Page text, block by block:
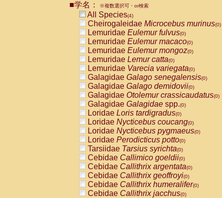
CebidaeCebus nigrivittatus
CebidaeCebus
CebidaeSaimiri boliviensis(0)
CebidaeSaimiri sciureus(0)
AtelidaeAlouatta caraya(0)
AtelidaeAlouatta fusca(0)
AtelidaeAlouatta seniculus
AtelidaeAlouattaspp.(0)
AtelidaeAteles belzebuth(0)
AtelidaeAteles geoffroyi(0)
AtelidaeAteles paniscus(0)
AtelidaeAtelesspp.(0)
Atelidae Lagothrix lagothricha
AtelidaeLagothrix lagothricha cana
PitheciidaeCacajao calvus
PitheciidaeCallicebus cupreus
PitheciidaeCallicebus donacophilus
PitheciidaeCallicebus moloch
PitheciidaeCallicebus torquatus
PitheciidaeCallicebusspp.(0)
PitheciidaeChiropotes satanas(0)
PitheciidaePithecia monachus
■学名： ※複数選択可・or検索
All Species(4)
Cheirogaleidae Microcebus murinus(0)
Lemuridae Eulemur fulvus(0)
Lemuridae Eulemur macaco(0)
Lemuridae Eulemur mongoz(0)
Lemuridae Lemur catta(0)
Lemuridae Varecia variegata(0)
Galagidae Galago senegalensis(0)
Galagidae Galago demidovii(0)
Galagidae Otolemur crassicaudatus(0)
Galagidae Galagidae spp.(0)
Loridae Loris tardigradus(0)
Loridae Nycticebus coucang(0)
Loridae Nycticebus pygmaeus(0)
Loridae Perodicticus potto(0)
Tarsiidae Tarsius syrichta(0)
Cebidae Callimico goeldii(0)
Cebidae Callithrix argentata(0)
Cebidae Callithrix geoffroyi(0)
Cebidae Callithrix humeralifer(0)
Cebidae Callithrix jacchus(0)